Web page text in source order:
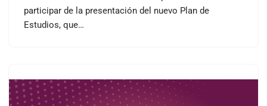
participar de la presentación del nuevo Plan de
Estudios, que…